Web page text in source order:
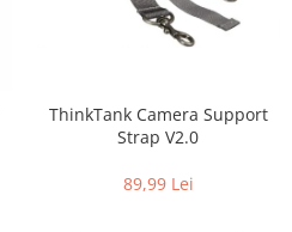
ThinkTank Camera Support
Strap V2.0
89,99 Lei